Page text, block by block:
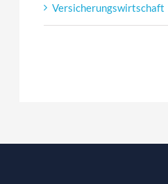
Versicherungswirtschaft